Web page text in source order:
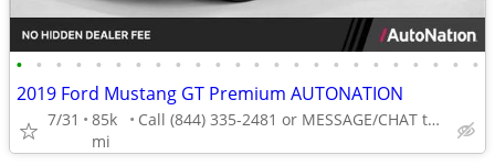
• • • • • • • • • • • • • • • • • • • • • • • •
2019 Ford Mustang GT Premium AUTONATION
7/31
85k
mi
Call (844) 335-2481 or MESSAGE/CHAT to confirm availability